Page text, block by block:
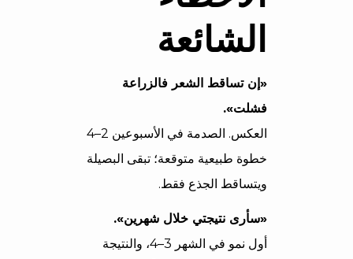
الشائعة
«إن تساقط الشعر فالزراعة
فشلت».
العكس. الصدمة في الأسبوعين 2–4
خطوة طبيعية متوقعة؛ تبقى البصيلة
ويتساقط الجذع فقط.
«سأرى نتيجتي خلال شهرين».
أول نمو في الشهر 3–4، والنتيجة